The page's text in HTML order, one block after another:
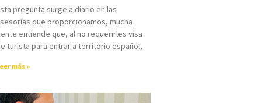
pregunta surge a diario en las
que proporcionamos, mucha
entiende que, al no requerirles visa
turista para entrar a territorio español,
más »